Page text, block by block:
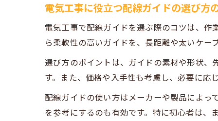
電気工事に役立つ配線ガイドの選び方
電気工事で配線ガイドを選ぶ際のコツは、
ら柔軟性の高いガイドを、長距離や太いケー
選び方のポイントは、ガイドの素材や形状、
す。また、価格や入手性も考慮し、必要に応
配線ガイドの使い方はメーカーや製品によ
を参考にするのも有効です。特に初心者は、